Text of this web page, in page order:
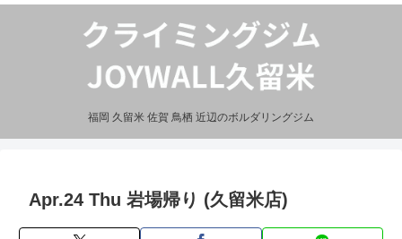
福岡 久留米 佐賀 鳥栖 近辺のボルダリングジム
Apr.24 Thu 岩場帰り (久留米店)